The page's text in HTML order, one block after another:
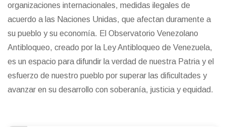
organizaciones internacionales, medidas ilegales de
acuerdo a las Naciones Unidas, que afectan duramente a
su pueblo y su economía. El Observatorio Venezolano
Antibloqueo, creado por la Ley Antibloqueo de Venezuela,
es un espacio para difundir la verdad de nuestra Patria y el
esfuerzo de nuestro pueblo por superar las dificultades y
avanzar en su desarrollo con soberanía, justicia y equidad.